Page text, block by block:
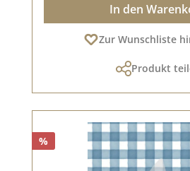
In den
Zur Wunschliste
Produkt
%